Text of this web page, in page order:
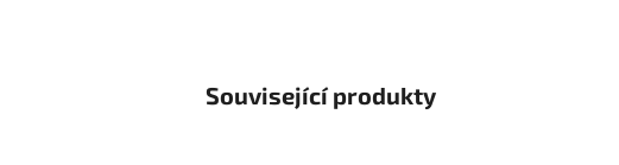
Související produkty